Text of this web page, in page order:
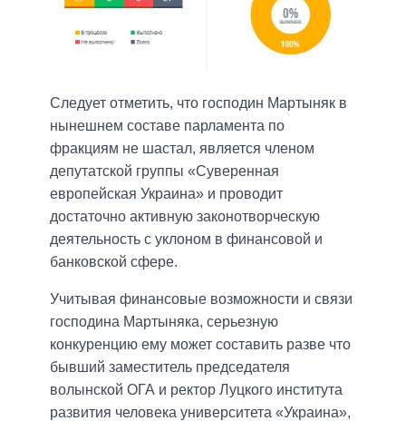
Следует отметить, что господин Мартыняк в
нынешнем составе парламента по
фракциям не шастал, является членом
депутатской группы «Суверенная
европейская Украина» и проводит
достаточно активную законотворческую
деятельность с уклоном в финансовой и
банковской сфере.
Учитывая финансовые возможности и связи
господина Мартыняка, серьезную
конкуренцию ему может составить разве что
бывший заместитель председателя
волынской ОГА и ректор Луцкого института
развития человека университета «Украина»,